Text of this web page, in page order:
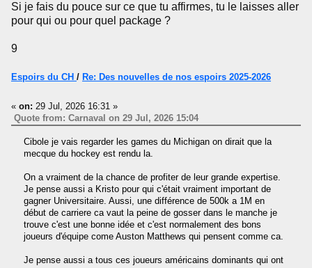
Si je fais du pouce sur ce que tu affirmes, tu le laisses aller
pour qui ou pour quel package ?
9
Espoirs du CH / Re: Des nouvelles de nos espoirs 2025-2026
« on: 29 Jul, 2026 16:31 »
Quote from: Carnaval on 29 Jul, 2026 15:04
Cibole je vais regarder les games du Michigan on dirait que la
mecque du hockey est rendu la.
On a vraiment de la chance de profiter de leur grande expertise.
Je pense aussi a Kristo pour qui c'était vraiment important de
gagner Universitaire. Aussi, une différence de 500k a 1M en
début de carriere ca vaut la peine de gosser dans le manche je
trouve c'est une bonne idée et c'est normalement des bons
joueurs d'équipe come Auston Matthews qui pensent comme ca.
Je pense aussi a tous ces joueurs américains dominants qui ont